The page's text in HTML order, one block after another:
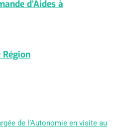
d’Aides à
de l’Autonomie en visite au